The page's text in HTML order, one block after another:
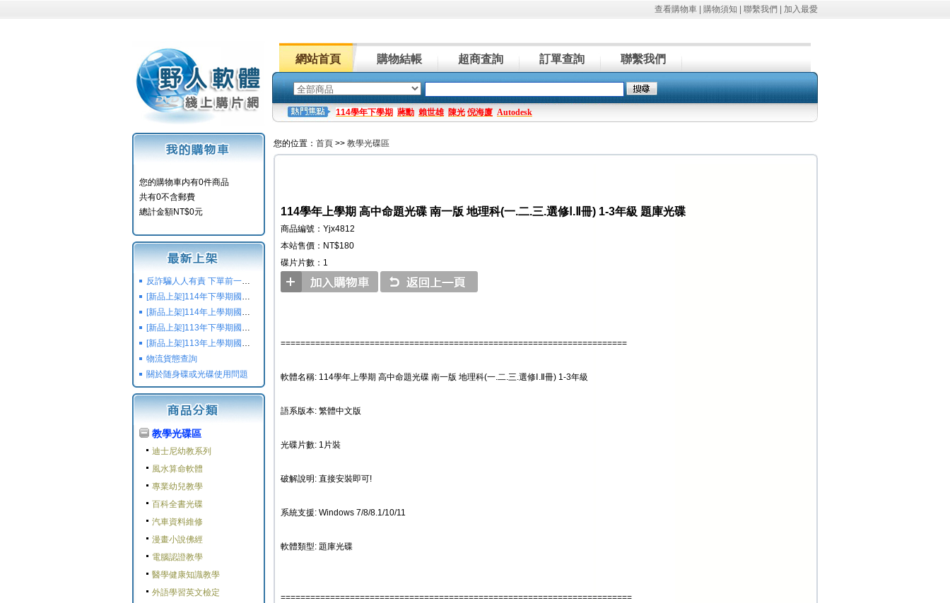
查看購物車 購物須知 聯繫我們 加入最愛
網站首頁 購物結帳 超商査詢 訂單查詢 聯繫我們
114學年下學期 蔣勳 賴世雄 陳光 倪海廈 Autodesk
您的購物車内有0件商品
共有0不含郵費
總計金額NT$0元
反詐騙人人有責 下單前一定要注意
[新品上架]114年下學期國小國中高中命題光碟,校用卷,習作
[新品上架]114年上學期國小國中高中命題光碟,校用卷,習作
[新品上架]113年下學期國小國中高中命題光碟,校用卷,習作
[新品上架]113年上學期國小國中高中命題光碟,校用卷,習作
物流貨態查詢
關於随身碟或光碟使用問題
教學光碟區
迪士尼幼教系列
風水算命軟體
專業幼兒教學
百科全書光碟
汽車資料維修
漫畫小說佛經
電腦認證教學
醫學健康知識教學
外語學習英文檢定
您的位置： 首頁 >> 教學光碟區
114學年上學期 高中命題光碟 南一版 地理科(一.二.三.選修Ⅰ.Ⅱ冊) 1-3年級 題庫光碟
商品編號：Yjx4812
本站售價：NT$180
碟片片數：1
======================================================================
軟體名稱: 114學年上學期 高中命題光碟 南一版 地理科(一.二.三.選修Ⅰ.Ⅱ冊) 1-3年級
語系版本: 繁體中文版
光碟片數: 1片裝
破解說明: 直接安裝即可!
系統支援: Windows 7/8/8.1/10/11
軟體類型: 題庫光碟
=======================================================================